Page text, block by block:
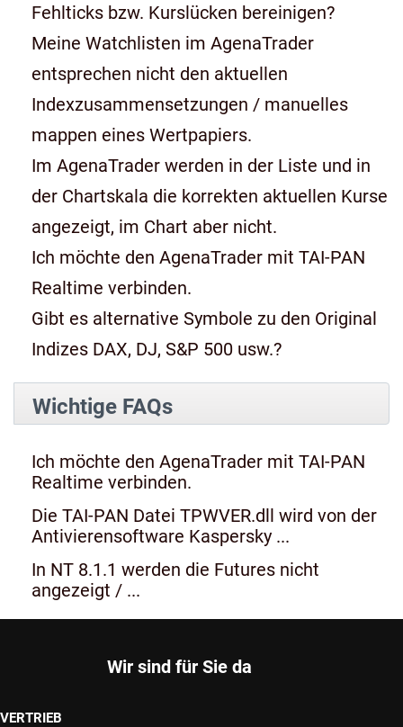
Fehlticks bzw. Kurslücken bereinigen?
Meine Watchlisten im AgenaTrader
entsprechen nicht den aktuellen
Indexzusammensetzungen / manuelles
mappen eines Wertpapiers.
Im AgenaTrader werden in der Liste und in
der Chartskala die korrekten aktuellen Kurse
angezeigt, im Chart aber nicht.
Ich möchte den AgenaTrader mit TAI-PAN
Realtime verbinden.
Gibt es alternative Symbole zu den Original
Indizes DAX, DJ, S&P 500 usw.?
Wichtige FAQs
Ich möchte den AgenaTrader mit TAI-PAN
Realtime verbinden.
Die TAI-PAN Datei TPWVER.dll wird von der
Antivierensoftware Kaspersky ...
In NT 8.1.1 werden die Futures nicht
angezeigt / ...
Wir sind für Sie da
VERTRIEB